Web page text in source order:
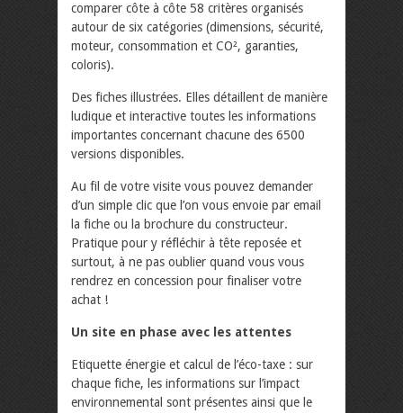
comparer côte à côte 58 critères organisés
autour de six catégories (dimensions, sécurité,
moteur, consommation et CO², garanties,
coloris).
Des fiches illustrées. Elles détaillent de manière
ludique et interactive toutes les informations
importantes concernant chacune des 6500
versions disponibles.
Au fil de votre visite vous pouvez demander
d’un simple clic que l’on vous envoie par email
la fiche ou la brochure du constructeur.
Pratique pour y réfléchir à tête reposée et
surtout, à ne pas oublier quand vous vous
rendrez en concession pour finaliser votre
achat !
Un site en phase avec les attentes
Etiquette énergie et calcul de l’éco-taxe : sur
chaque fiche, les informations sur l’impact
environnemental sont présentes ainsi que le